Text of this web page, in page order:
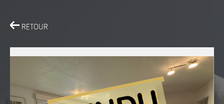
RETOUR
d'offre
Vente
Type de bien
Localisation